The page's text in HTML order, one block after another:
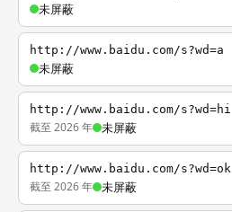
未屏蔽
http://www.baidu.com/s?wd=a
未屏蔽
http://www.baidu.com/s?wd=hi
截至 2026 年 未屏蔽
http://www.baidu.com/s?wd=ok
截至 2026 年 未屏蔽